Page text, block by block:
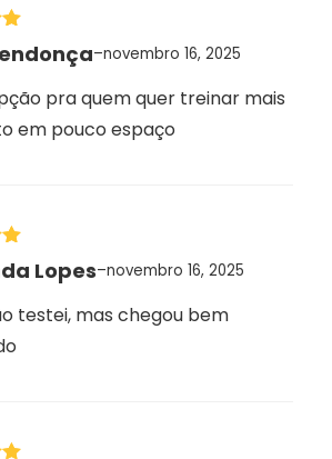
–novembro 16, 2025
pra quem quer treinar mais
em pouco espaço
5
Lopes–novembro 16, 2025
testei, mas chegou bem